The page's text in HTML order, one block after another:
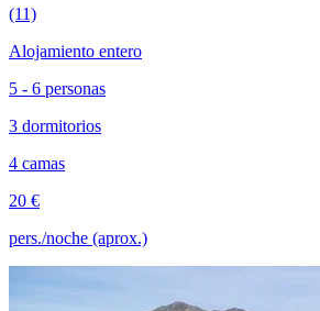
(11)
Alojamiento entero
5 - 6 personas
3 dormitorios
4 camas
20 €
pers./noche (aprox.)